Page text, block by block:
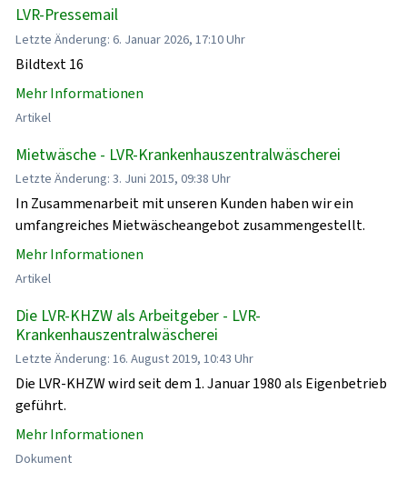
LVR-Pressemail
Letzte Änderung: 6. Januar 2026, 17:10 Uhr
Bildtext 16
Mehr Informationen
Artikel
Mietwäsche - LVR-Krankenhauszentralwäscherei
Letzte Änderung: 3. Juni 2015, 09:38 Uhr
In Zusammenarbeit mit unseren Kunden haben wir ein
umfangreiches Mietwäscheangebot zusammengestellt.
Mehr Informationen
Artikel
Die LVR-KHZW als Arbeitgeber - LVR-
Krankenhauszentralwäscherei
Letzte Änderung: 16. August 2019, 10:43 Uhr
Die LVR-KHZW wird seit dem 1. Januar 1980 als Eigenbetrieb
geführt.
Mehr Informationen
Dokument